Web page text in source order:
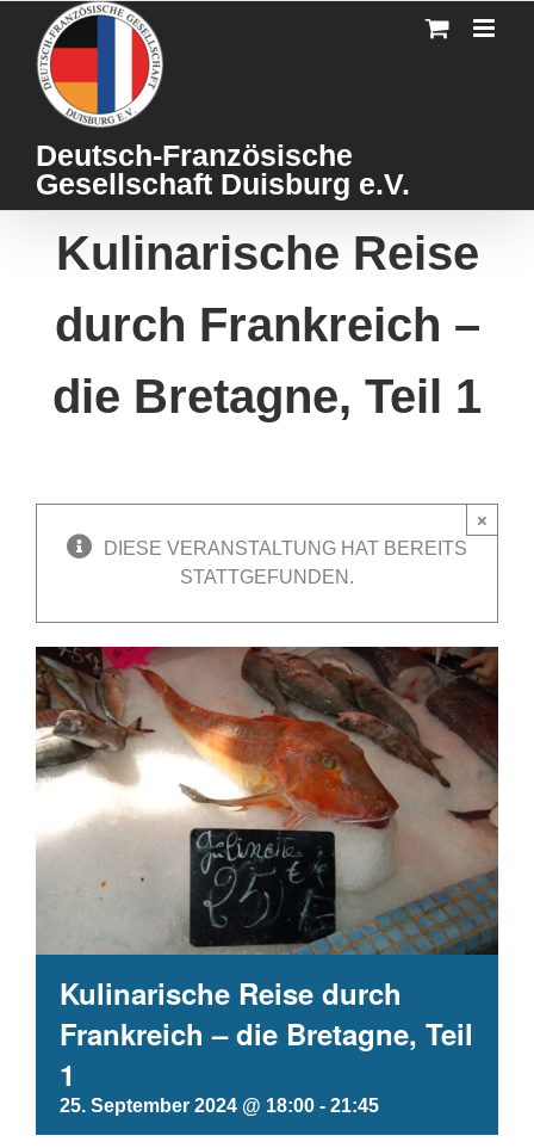
content
Deutsch-Französische
Gesellschaft Duisburg e.V.
Kulinarische Reise
durch Frankreich –
die Bretagne, Teil 1
DIESE VERANSTALTUNG HAT BEREITS
STATTGEFUNDEN.
×
Kulinarische Reise durch
Frankreich – die Bretagne, Teil
1
25. September 2024 @ 18:00 - 21:45